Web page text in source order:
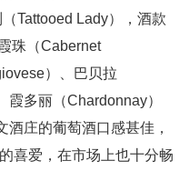
Tattooed Lady），酒款
珠（Cabernet
）、巴贝拉
霞多丽（Chardonnay）
庄的葡萄酒口感甚佳，
喜爱，在市场上也十分畅